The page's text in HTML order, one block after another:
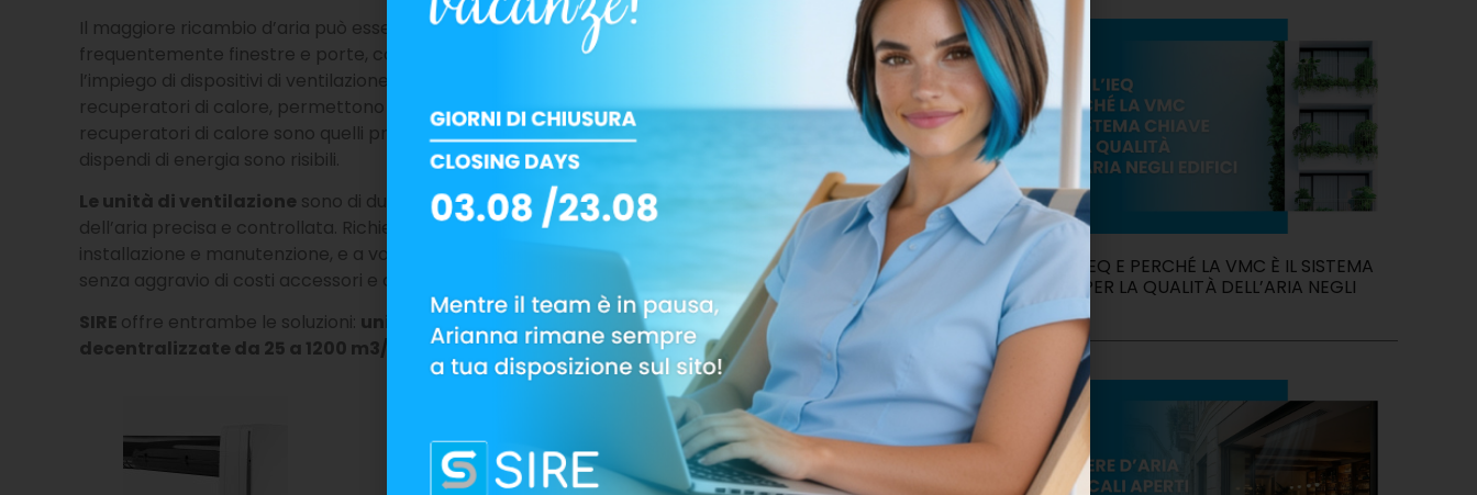
Il maggiore ricambio d’aria può essere ottenuto sia con ventilazione naturale (aprendo però
frequentemente finestre e porte, con aggravio dei consumi) sia con ventilazione forzata, attraverso
l’impiego di dispositivi di ventilazione. Le unità ventilanti a doppio flusso, se equipaggiate con
recuperatori di calore, permettono un ricambio d’aria efficiente e controllato. Se i rendimenti dei
recuperatori di calore sono quelli previsti daERP2018, cioè nell’ordine dell’80% effettivo, i relativi
dispendi di energia sono risibili.
Le unità di ventilazione sono di due tipi: quellecanalizzate , che permettono una distribuzione
dell’aria precisa e controllata. Richiedono però l’installazione di canali, operazione costosa per
installazione e manutenzione, e a volte impossibile. Oppure quelle
decentralizzate
senza canali,
senza aggravio di costi accessori e con tempi di installazione pressoché immediati.
SIRE offre entrambe le soluzioni: unità di ventilazione canalizzate fino a 5000 m3/h e unità
decentralizzate da 25 a 1200 m3/h
COS’È L’IEQ E PERCHÉ LA VMC È IL SISTEMA
CHIAVE PER LA QUALITÀ DELL’ARIA NEGLI